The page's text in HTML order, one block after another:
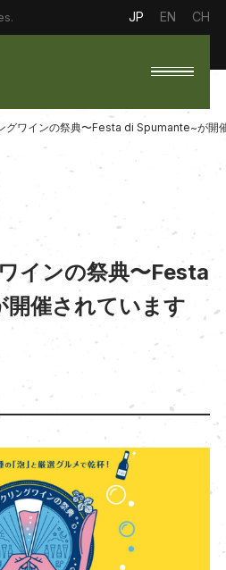
JP EN CH
グワインの祭典〜Festa di Spumante~が開
インの祭典〜Festa
催されています